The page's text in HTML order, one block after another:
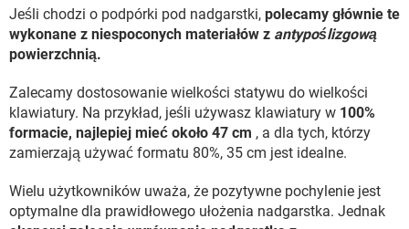
Jeśli chodzi o podpórki pod nadgarstki, polecamy głównie te
wykonane z niespoconych materiałów z antypoślizgową
powierzchnią.
Zalecamy dostosowanie wielkości statywu do wielkości
klawiatury. Na przykład, jeśli używasz klawiatury w 100%
formacie, najlepiej mieć około 47 cm , a dla tych, którzy
zamierzają używać formatu 80%, 35 cm jest idealne.
Wielu użytkowników uważa, że ​​pozytywne pochylenie jest
optymalne dla prawidłowego ułożenia nadgarstka. Jednak